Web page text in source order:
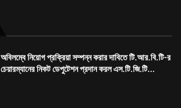
অবিলম্বে নিয়োগ প্রক্রিয়া সম্পন্ন করার দাবিতে টি.আর.বি.টি-র
চেয়ারম্যানের নিকট ডেপুটেশন প্রদান করল এস.টি.জি.টি...